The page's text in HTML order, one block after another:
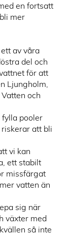
en fortsatt
mer
av våra
del och
för att
Ljungholm,
och
fylla pooler
att bli
vi kan
ett stabilt
missfärgat
vatten än
sig när
växter med
så inte